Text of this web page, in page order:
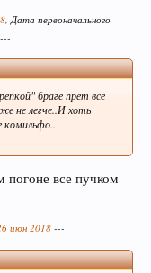
- будут
несут в себе
"не там где
"в чистоте"
труд
поводу поиска
в чате
форума.
личные
СПАСИБО
, Дата первоначального
браге прет все
не легче..И хоть
комильфо..
все пучком
июн 2018 ---